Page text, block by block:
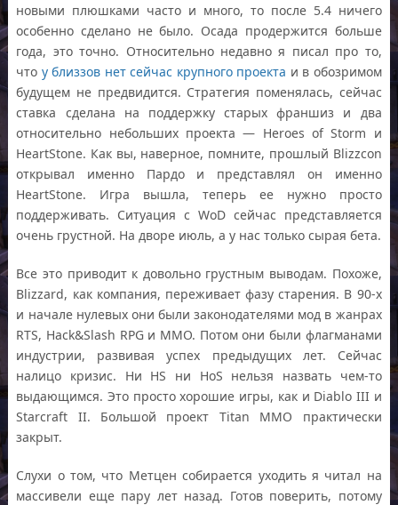
новыми плюшками часто и много, то после 5.4 ничего
особенно сделано не было. Осада продержится больше
года, это точно. Относительно недавно я писал про то,
что у близзов нет сейчас крупного проекта и в обозримом
будущем не предвидится. Стратегия поменялась, сейчас
ставка сделана на поддержку старых франшиз и два
относительно небольших проекта — Heroes of Storm и
HeartStone. Как вы, наверное, помните, прошлый Blizzcon
открывал именно Пардо и представлял он именно
HeartStone. Игра вышла, теперь ее нужно просто
поддерживать. Ситуация с WoD сейчас представляется
очень грустной. На дворе июль, а у нас только сырая бета.
Все это приводит к довольно грустным выводам. Похоже,
Blizzard, как компания, переживает фазу старения. В 90-х
и начале нулевых они были законодателями мод в жанрах
RTS, Hack&Slash RPG и MMO. Потом они были флагманами
индустрии, развивая успех предыдущих лет. Сейчас
налицо кризис. Ни HS ни HoS нельзя назвать чем-то
выдающимся. Это просто хорошие игры, как и Diablo III и
Starcraft II. Большой проект Titan MMO практически
закрыт.
Слухи о том, что Метцен собирается уходить я читал на
массивели еще пару лет назад. Готов поверить, потому